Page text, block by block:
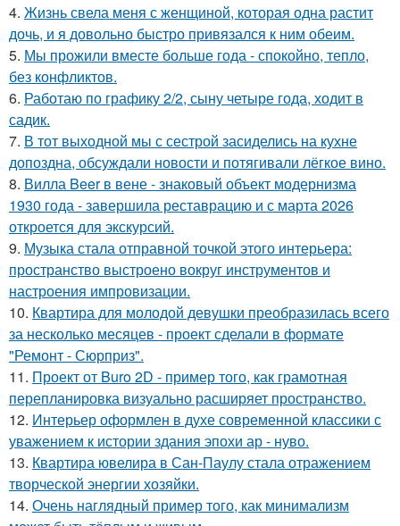
4. Жизнь свела меня с женщиной, которая одна растит
дочь, и я довольно быстро привязался к ним обеим.
5. Мы прожили вместе больше года - спокойно, тепло,
без конфликтов.
6. Работаю по графику 2/2, сыну четыре года, ходит в
садик.
7. В тот выходной мы с сестрой засиделись на кухне
допоздна, обсуждали новости и потягивали лёгкое вино.
8. Вилла Beer в вене - знаковый объект модернизма
1930 года - завершила реставрацию и с марта 2026
откроется для экскурсий.
9. Музыка стала отправной точкой этого интерьера:
пространство выстроено вокруг инструментов и
настроения импровизации.
10. Квартира для молодой девушки преобразилась всего
за несколько месяцев - проект сделали в формате
"Ремонт - Сюрприз".
11. Проект от Buro 2D - пример того, как грамотная
перепланировка визуально расширяет пространство.
12. Интерьер оформлен в духе современной классики с
уважением к истории здания эпохи ар - нуво.
13. Квартира ювелира в Сан-Паулу стала отражением
творческой энергии хозяйки.
14. Очень наглядный пример того, как минимализм